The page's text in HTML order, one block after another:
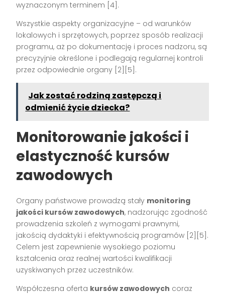
wyznaczonym terminem [4] .
Wszystkie aspekty organizacyjne – od warunków
lokalowych i sprzętowych, poprzez sposób realizacji
programu, aż po dokumentację i proces nadzoru, są
precyzyjnie określone i podlegają regularnej kontroli
przez odpowiednie organy [2][5] .
Jak zostać rodziną zastępczą i
odmienić życie dziecka?
Monitorowanie jakości i
elastyczność kursów
zawodowych
Organy państwowe prowadzą stały monitoring
jakości kursów zawodowych, nadzorując zgodność
prowadzenia szkoleń z wymogami prawnymi,
jakością dydaktyki i efektywnością programów [2][5] .
Celem jest zapewnienie wysokiego poziomu
kształcenia oraz realnej wartości kwalifikacji
uzyskiwanych przez uczestników.
Współczesna oferta kursów zawodowych coraz